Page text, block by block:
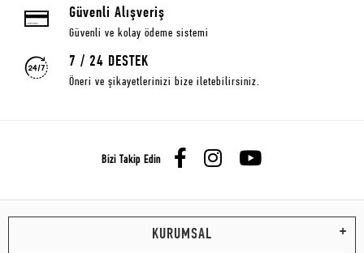
Güvenli Alışveriş
Güvenli ve kolay ödeme sistemi
7 / 24 DESTEK
Öneri ve şikayetlerinizi bize iletebilirsiniz.
Bizi Takip Edin
KURUMSAL